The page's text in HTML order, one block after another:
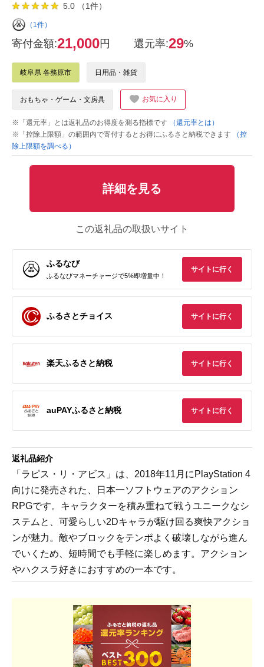
5.0 （1件）
（1件）
寄付金額:21,000円 還元率:29%
岐阜県 各務原市 日用品・雑貨
おもちゃ・ゲーム・文房具 お気に入り
※「還元率」とは返礼品のお得度を測る指標です
（還元率とは）
※「控除上限額」の範囲内で寄付するとお得にふるさと納税できます
（控
除上限額を調べる）
詳細を見る
この返礼品の取扱いサイト
ふるなび
ふるなびマネーチャージで5%即増量中！
サイトに行く
ふるさとチョイス サイトに行く
楽天ふるさと納税 サイトに行く
auPAYふるさと納税 サイトに行く
返礼品紹介
「ラピス・リ・アビス」は、2018年11月にPlayStation 4
向けに発売された、日本一ソフトウェアのアクション
RPGです。キャラクターを積み重ねて戦うユニークなシ
ステムと、可愛らしい2Dキャラが駆け回る爽快アクショ
ンが魅力。敵やブロックをテンポよく破壊しながら進ん
でいくため、短時間でも手軽に楽しめます。アクション
やハクスラ好きにおすすめの一本です。